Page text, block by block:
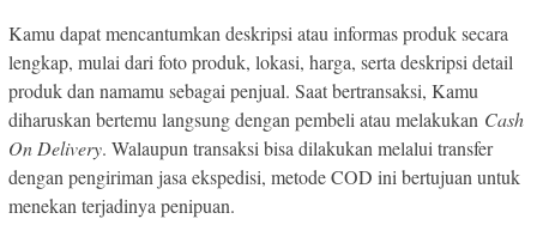
Kamu dapat mencantumkan deskripsi atau informas produk secara
lengkap, mulai dari foto produk, lokasi, harga, serta deskripsi detail
produk dan namamu sebagai penjual. Saat bertransaksi, Kamu
diharuskan bertemu langsung dengan pembeli atau melakukan Cash
On Delivery. Walaupun transaksi bisa dilakukan melalui transfer
dengan pengiriman jasa ekspedisi, metode COD ini bertujuan untuk
menekan terjadinya penipuan.